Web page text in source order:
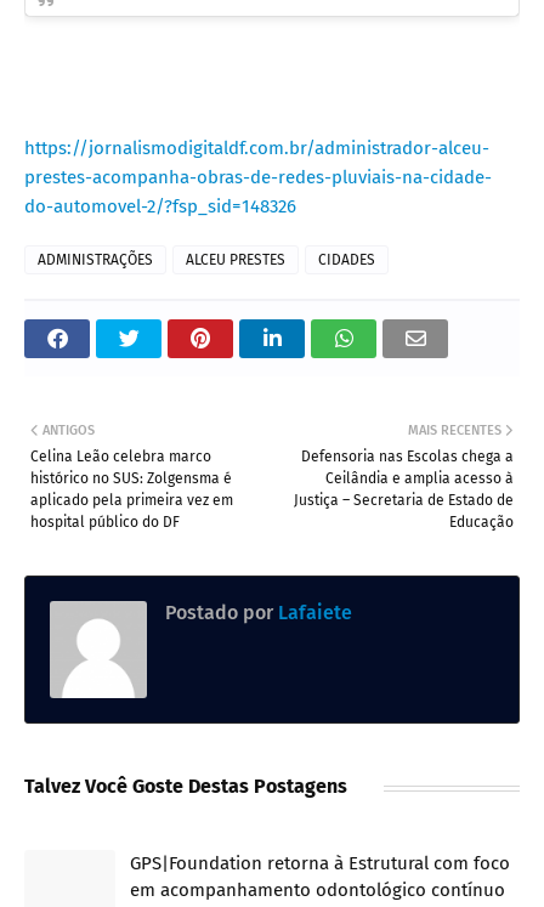
https://jornalismodigitaldf.com.br/administrador-alceu-
prestes-acompanha-obras-de-redes-pluviais-na-cidade-
do-automovel-2/?fsp_sid=148326
ADMINISTRAÇÕES ALCEU PRESTES CIDADES
MAIS RECENTES
Defensoria nas Escolas chega a
Ceilândia e amplia acesso à
Justiça – Secretaria de Estado de
Educação
ANTIGOS
Celina Leão celebra marco
histórico no SUS: Zolgensma é
aplicado pela primeira vez em
hospital público do DF
Postado por Lafaiete
Talvez Você Goste Destas Postagens
GPS|Foundation retorna à Estrutural com foco
em acompanhamento odontológico contínuo